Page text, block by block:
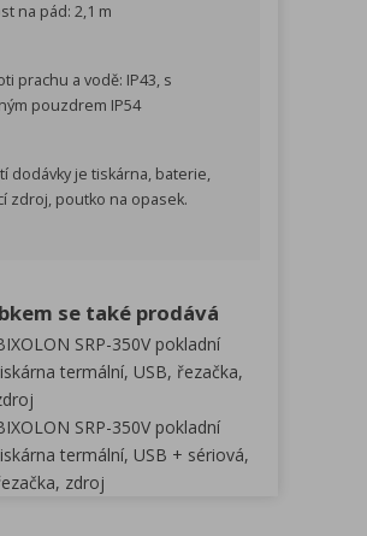
na pád: 2,1 m
prachu a vodě: IP43, s
pouzdrem IP54
dodávky je tiskárna, baterie,
zdroj, poutko na opasek.
se také prodává
SRP-350V pokladní
termální, USB, řezačka,
SRP-350V pokladní
termální, USB + sériová,
zdroj